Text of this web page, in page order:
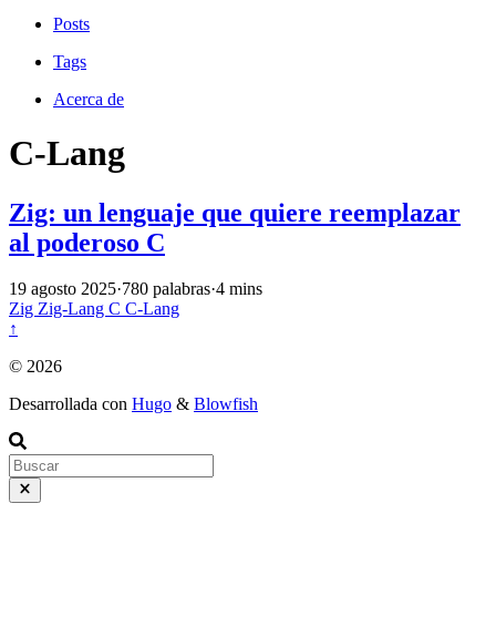
Posts
Tags
Acerca de
C-Lang
Zig: un lenguaje que quiere reemplazar
al poderoso C
19 agosto 2025·780 palabras·4 mins
Zig Zig-Lang C C-Lang
↑
© 2026
Desarrollada con Hugo & Blowfish